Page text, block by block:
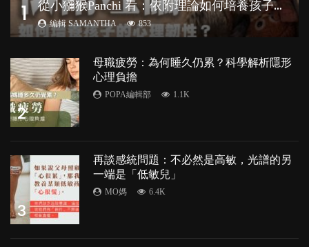
1 從
小獼猴Panchi 看：依附理論如何培養孩子心理韌性？
編輯 SAMANTHA 853
2
母職疲勞：為何睡久仍累？科學解析隱形
心理負擔
POPA編輯部 1.1K
3
再談感統問題：不必然是高敏，光譜的另
一端是「低敏兒」
MO媽 6.4K